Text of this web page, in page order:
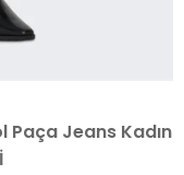
Paça Jeans Kadın